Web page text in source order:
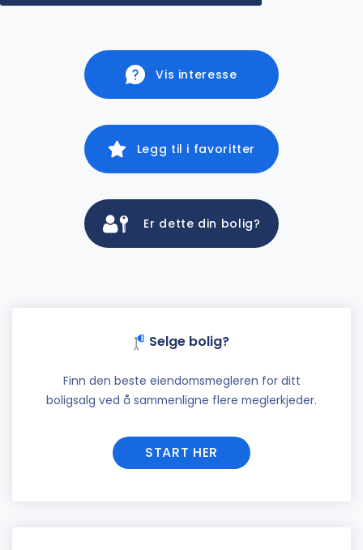
Vis interesse
Legg til i favoritter
Er dette din bolig?
Selge bolig?
Finn den beste eiendomsmegleren for ditt
boligsalg ved å sammenligne flere meglerkjeder.
START HER